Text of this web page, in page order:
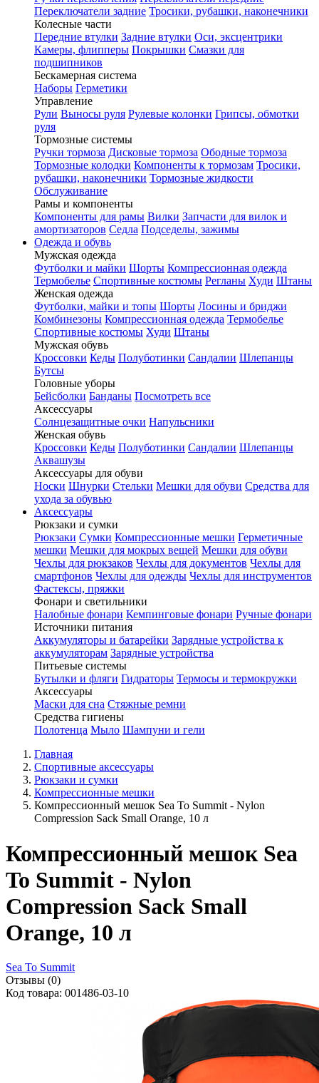
Переключатели задние Тросики, рубашки, наконечники
Колесные части
Передние втулки Задние втулки Оси, эксцентрики
Камеры, флипперы Покрышки Смазки для
подшипников
Бескамерная система
Наборы Герметики
Управление
Рули Выносы руля Рулевые колонки Грипсы, обмотки
руля
Тормозные системы
Ручки тормоза Дисковые тормоза Ободные тормоза
Тормозные колодки Компоненты к тормозам Тросики,
рубашки, наконечники Тормозные жидкости
Обслуживание
Рамы и компоненты
Компоненты для рамы Вилки Запчасти для вилок и
амортизаторов Седла Подседелы, зажимы
Одежда и обувь
Мужская одежда
Футболки и майки Шорты Компрессионная одежда
Термобелье Спортивные костюмы Регланы Худи Штаны
Женская одежда
Футболки, майки и топы Шорты Лосины и бриджи
Комбинезоны Компрессионная одежда Термобелье
Спортивные костюмы Худи Штаны
Мужская обувь
Кроссовки Кеды Полуботинки Сандалии Шлепанцы
Бутсы
Головные уборы
Бейсболки Банданы Посмотреть все
Аксессуары
Солнцезащитные очки Напульсники
Женская обувь
Кроссовки Кеды Полуботинки Сандалии Шлепанцы
Аквашузы
Аксессуары для обуви
Носки Шнурки Стельки Мешки для обуви Средства для
ухода за обувью
Аксессуары
Рюкзаки и сумки
Рюкзаки Сумки Компрессионные мешки Герметичные
мешки Мешки для мокрых вещей Мешки для обуви
Чехлы для рюкзаков Чехлы для документов Чехлы для
смартфонов Чехлы для одежды Чехлы для инструментов
Фастексы, пряжки
Фонари и светильники
Налобные фонари Кемпинговые фонари Ручные фонари
Источники питания
Аккумуляторы и батарейки Зарядные устройства к
аккумуляторам Зарядные устройства
Питьевые системы
Бутылки и фляги Гидраторы Термосы и термокружки
Аксессуары
Маски для сна Стяжные ремни
Средства гигиены
Полотенца Мыло Шампуни и гели
Главная
Спортивные аксессуары
Рюкзаки и сумки
Компрессионные мешки
Компрессионный мешок Sea To Summit - Nylon
Compression Sack Small Orange, 10 л
Компрессионный мешок Sea
To Summit - Nylon
Compression Sack Small
Orange, 10 л
Sea To Summit
Отзывы (0)
Код товара: 001486-03-10